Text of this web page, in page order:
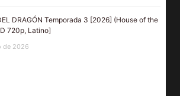
DRAGÓN Temporada 3 [2026] (House of the
720p, Latino]
de 2026